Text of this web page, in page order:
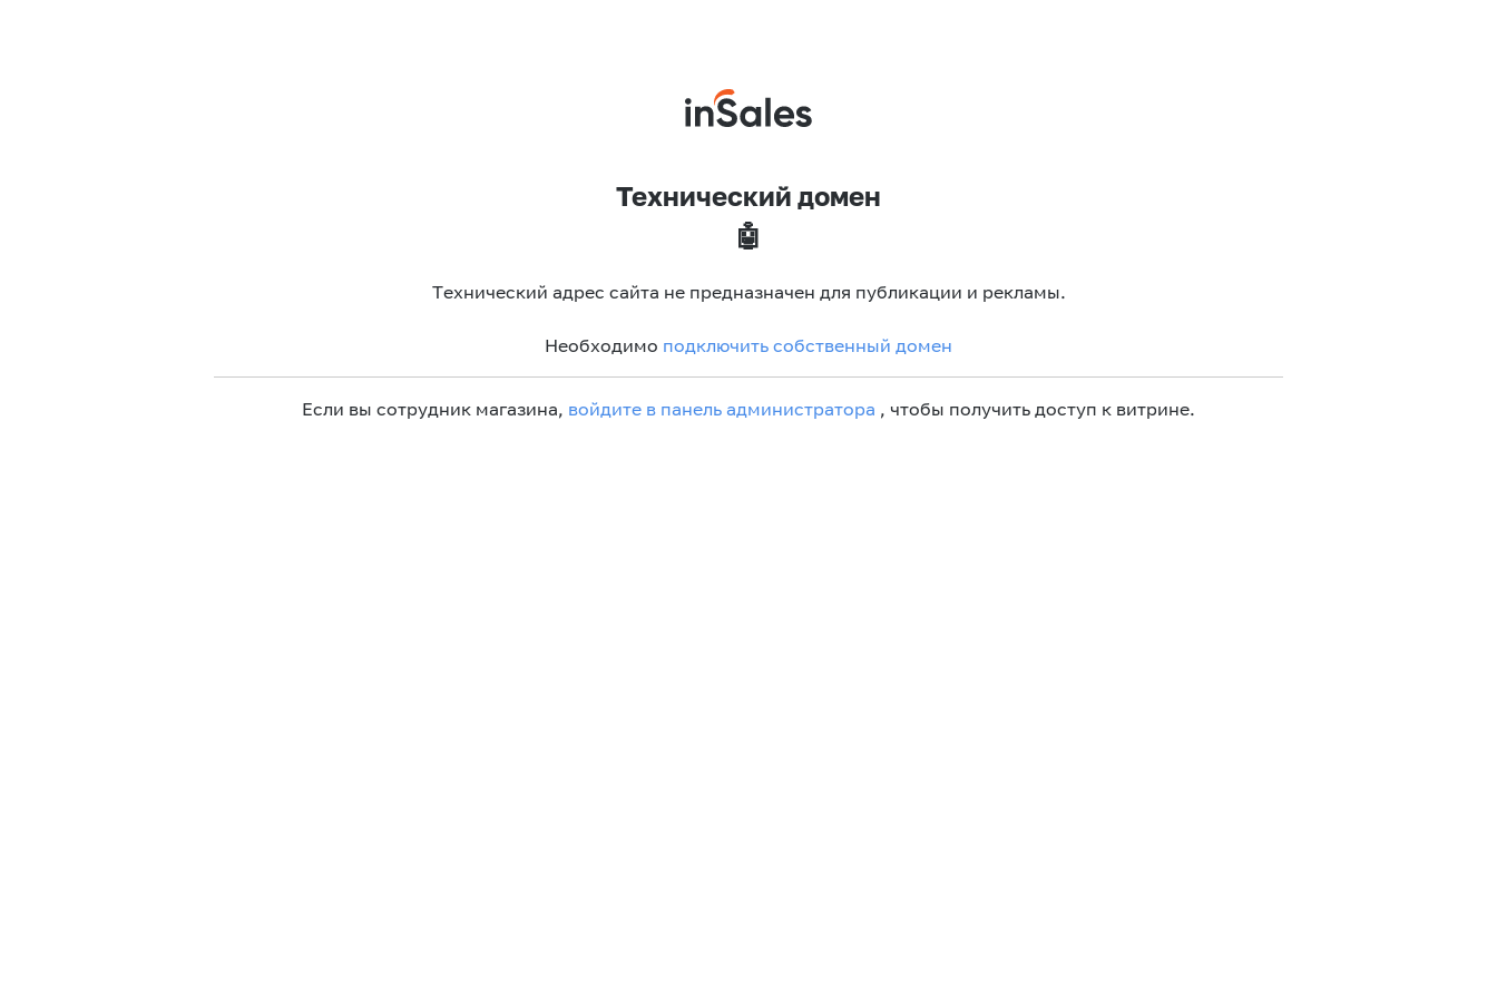
Технический домен
🤖
Технический адрес сайта не предназначен для публикации и рекламы.
Необходимо подключить собственный домен
Если вы сотрудник магазина, войдите в панель администратора , чтобы получить доступ к витрине.